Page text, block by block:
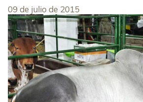
09 de julio de 2015